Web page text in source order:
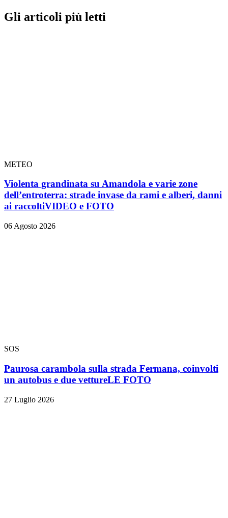
Gli articoli più letti
METEO
Violenta grandinata su Amandola e varie zone
dell’entroterra: strade invase da rami e alberi, danni
ai raccoltiVIDEO e FOTO
06 Agosto 2026
SOS
Paurosa carambola sulla strada Fermana, coinvolti
un autobus e due vettureLE FOTO
27 Luglio 2026